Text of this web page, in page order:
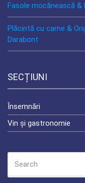
Fasole mocănească &
Plăcintă cu carne &
Darabont
SECȚIUNI
Însemnări
Vin și gastronomie
FOR: